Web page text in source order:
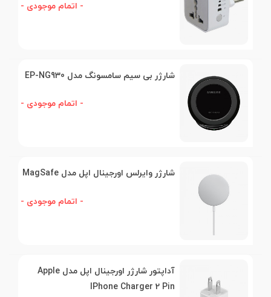
- اتمام موجودی -
شارژر بی سیم سامسونگ مدل EP-NG930
- اتمام موجودی -
شارژر وایرلس اورجینال اپل مدل MagSafe
- اتمام موجودی -
آداپتور شارژر اورجینال اپل مدل Apple
IPhone Charger 2 Pin